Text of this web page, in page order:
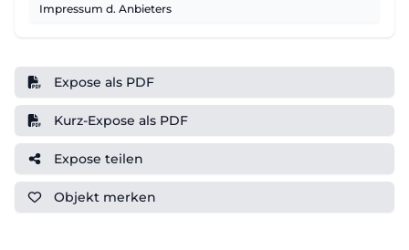
Impressum d. Anbieters
Expose als PDF
Kurz-Expose als PDF
Expose teilen
Objekt merken